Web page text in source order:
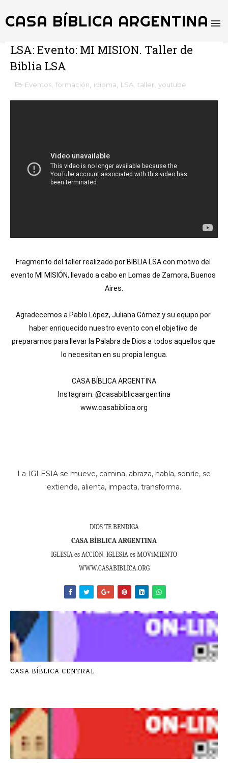
CASA BÍBLICA ARGENTINA
LSA: Evento: MI MISION. Taller de
Biblia LSA
Eventos formación idioma LSA taller youtube
Fragmento del taller realizado por BIBLIA LSA con motivo del
evento MI MISIÓN, llevado a cabo en Lomas de Zamora, Buenos
Aires.
Agradecemos a Pablo López, Juliana Gómez y su equipo por
haber enriquecido nuestro evento con el objetivo de
prepararnos para llevar la Palabra de Dios a todos aquellos que
lo necesitan en su propia lengua.
CASA BÍBLICA ARGENTINA
Instagram: @casabiblicaargentina
www.casabiblica.org
La IGLESIA se mueve, camina, abraza, habla, sonríe, se
extiende, alienta, impacta, transforma.
DIOS TE BENDIGA
CASA BÍBLICA ARGENTINA
IGLESIA es ACCIÓN. IGLESIA es MOViMIENTO
WWW.CASABIBLICA.ORG
CASA BÍBLICA CENTRAL